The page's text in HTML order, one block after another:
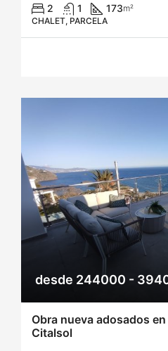
2 1 173m²
CHALET, PARCELA
desde 244000 -
Obra nueva adosados
Citalsol